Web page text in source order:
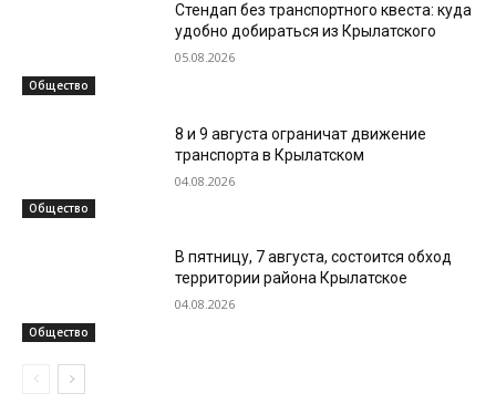
Общество
Стендап без транспортного квеста: куда
удобно добираться из Крылатского
05.08.2026
Общество
8 и 9 августа ограничат движение
транспорта в Крылатском
04.08.2026
Общество
В пятницу, 7 августа, состоится обход
территории района Крылатское
04.08.2026